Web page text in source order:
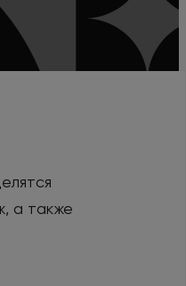
а также